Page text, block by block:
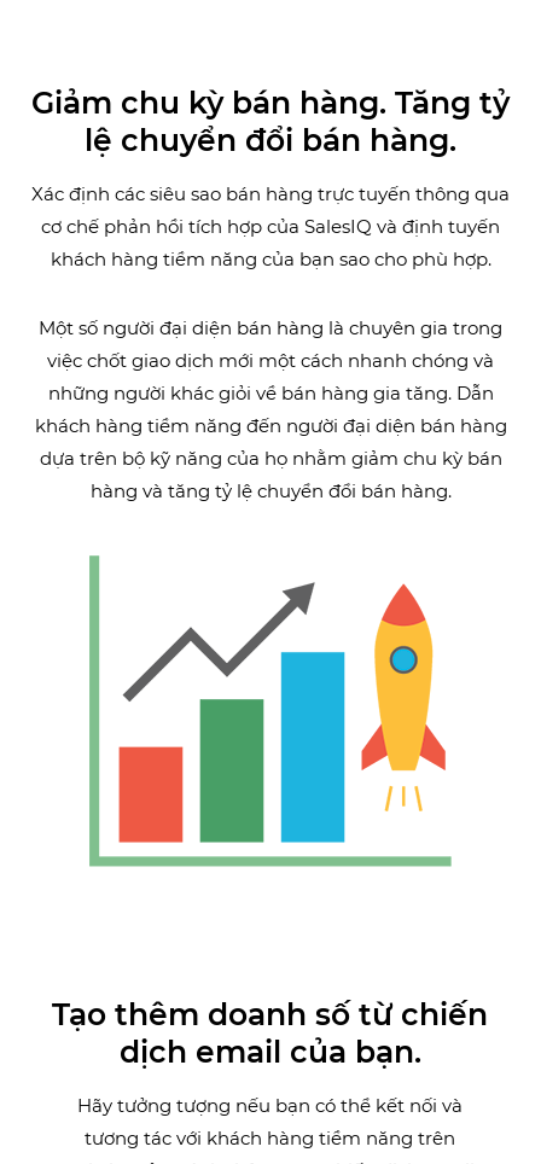
Giảm chu kỳ bán hàng. Tăng tỷ
lệ chuyển đổi bán hàng.
Xác định các siêu sao bán hàng trực tuyến thông qua
cơ chế phản hồi tích hợp của SalesIQ và định tuyến
khách hàng tiềm năng của bạn sao cho phù hợp.
Một số người đại diện bán hàng là chuyên gia trong
việc chốt giao dịch mới một cách nhanh chóng và
những người khác giỏi về bán hàng gia tăng. Dẫn
khách hàng tiềm năng đến người đại diện bán hàng
dựa trên bộ kỹ năng của họ nhằm giảm chu kỳ bán
hàng và tăng tỷ lệ chuyển đổi bán hàng.
Tạo thêm doanh số từ chiến
dịch email của bạn.
Hãy tưởng tượng nếu bạn có thể kết nối và
tương tác với khách hàng tiềm năng trên